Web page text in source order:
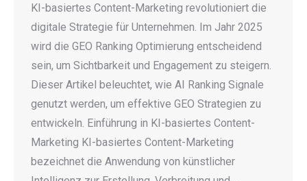
KI-basiertes Content-Marketing revolutioniert die
digitale Strategie für Unternehmen. Im Jahr 2025
wird die GEO Ranking Optimierung entscheidend
sein, um Sichtbarkeit und Engagement zu steigern.
Dieser Artikel beleuchtet, wie AI Ranking Signale
genutzt werden, um effektive GEO Strategien zu
entwickeln. Einführung in KI-basiertes Content-
Marketing KI-basiertes Content-Marketing
bezeichnet die Anwendung von künstlicher